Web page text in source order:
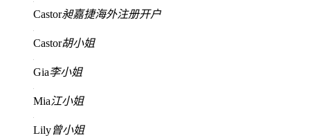
Castor昶嘉捷海外注册开户
Castor胡小姐
Gia李小姐
Mia江小姐
Lily曾小姐